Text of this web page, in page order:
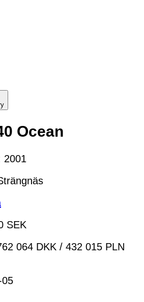
Ocean
2001
SEK
064 DKK / 432 015 PLN
05